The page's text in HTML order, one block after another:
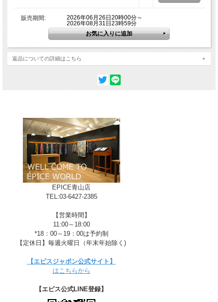
B-TAUPE
販売期間:
2026年06月26日20時00分～
2026年08月31日23時59分
返品についての詳細はこちら
EPICE青山店
TEL:03-6427-2385
【営業時間】
11:00～18:00
*18：00～19：00は予約制
【定休日】毎週火曜日（年末年始除く)
【エピスジャポン公式サイト】
はこちらから
【エピス公式LINE登録】